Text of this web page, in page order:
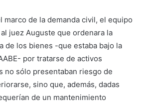
marco de la demanda civil, el equipo
juez Auguste que ordenara la
de los bienes -que estaba bajo la
por tratarse de activos
no sólo presentaban riesgo de
sino que, además, dadas
de un mantenimiento